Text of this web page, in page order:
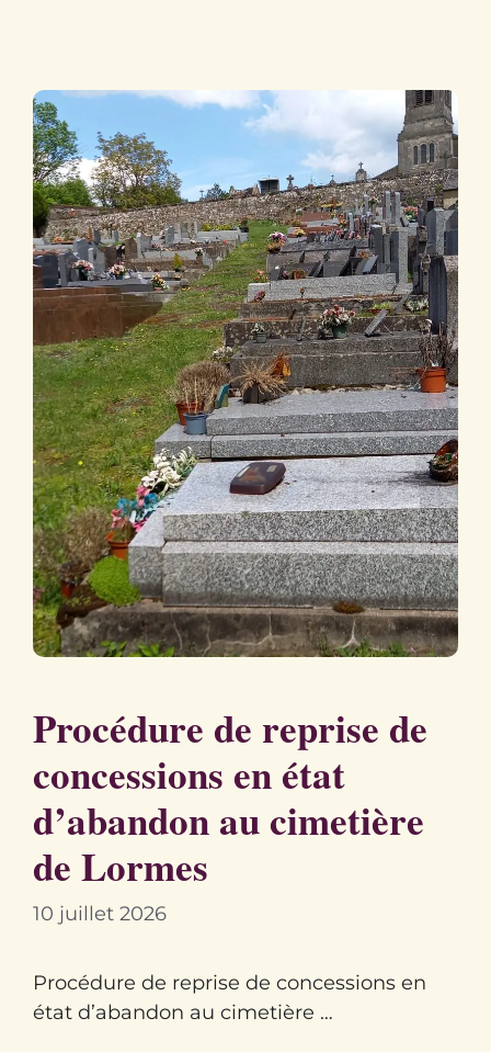
Procédure de reprise de
concessions en état
d’abandon au cimetière
de Lormes
10 juillet 2026
Procédure de reprise de concessions en
état d’abandon au cimetière …